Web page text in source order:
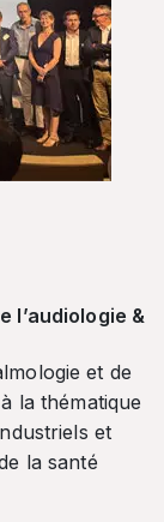
l’audiologie &
et de
la thématique
et
la santé